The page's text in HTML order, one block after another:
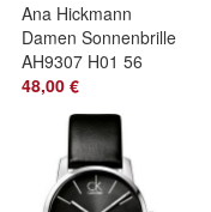
Ana Hickmann
Damen Sonnenbrille
AH9307 H01 56
48,00 €